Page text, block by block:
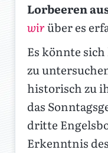
Lorbeeren
wirüber es
Es könnte
zu
historisch zu
das
dritte
Erkenntnis